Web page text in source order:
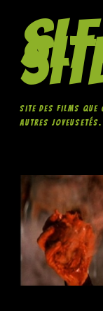
Site des films
autres joyeusetés.